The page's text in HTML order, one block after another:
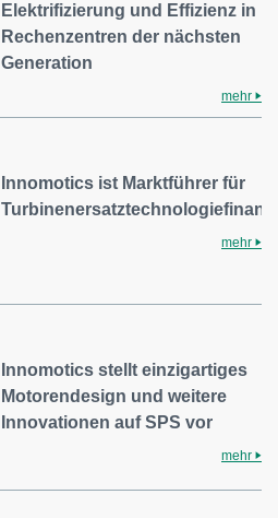
Elektrifizierung und Effizienz in
Rechenzentren der nächsten
Generation
mehr
Innomotics ist Marktführer für
Turbinenersatztechnologiefinanz
mehr
Innomotics stellt einzigartiges
Motorendesign und weitere
Innovationen auf SPS vor
mehr